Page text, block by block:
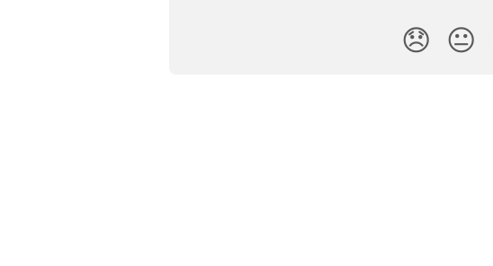
😞 😐